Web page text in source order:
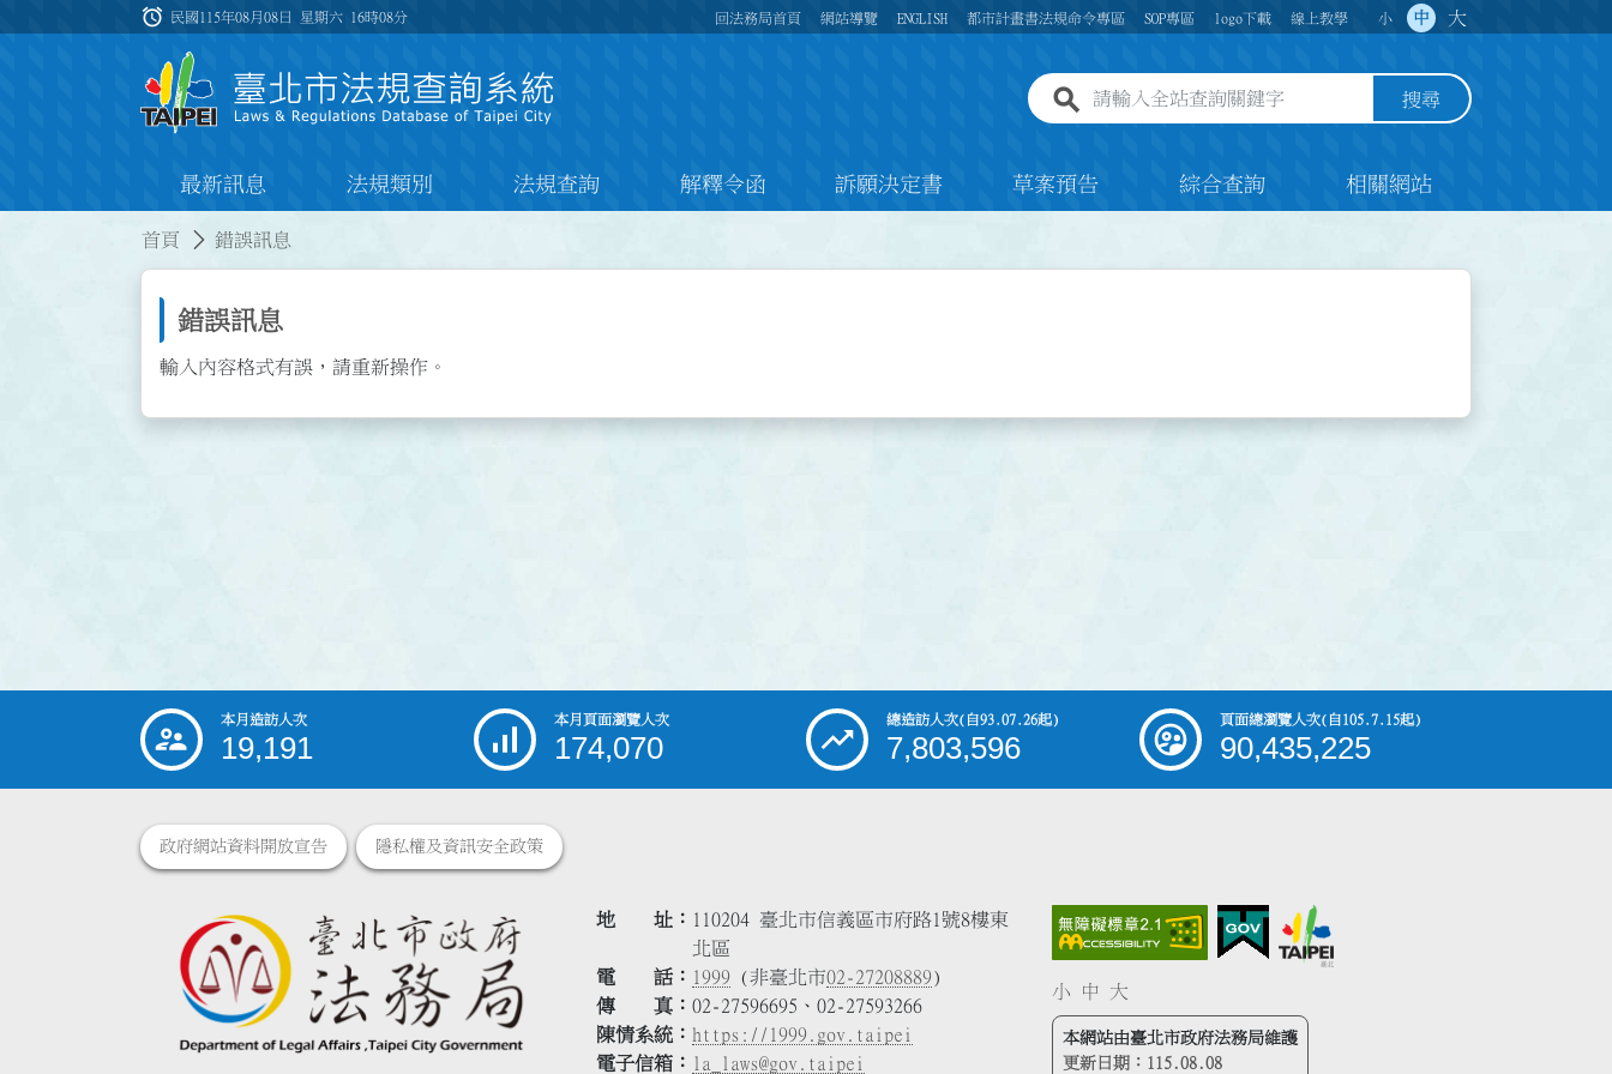
:::
alarm 民國115年08月08日 星期六 16時08分 回法務局首頁 網站導覽 ENGLISH 都市計畫書法規命令專區 SOP專區 logo下載 線上教學 小 中 大
全站查詢關鍵字欄位 搜尋
最新訊息 法規類別 法規查詢 解釋令函 訴願決定書 草案預告 綜合查詢 相關網站
首頁 錯誤訊息
錯誤訊息
輸入內容格式有誤，請重新操作。
::: 本月造訪人次
19,191
本月頁面瀏覽人次
174,070
總造訪人次(自93.07.26起)
7,803,596
頁面總瀏覽人次(自105.7.15起)
90,435,225
政府網站資料開放宣告 隱私權及資訊安全政策
地 址
110204 臺北市信義區市府路1號8樓東
北區
電 話
1999 (非臺北市02-27208889)
傳 真
02-27596695、02-27593266
陳情系統
https://1999.gov.taipei
電子信箱
la_laws@gov.taipei
小 中 大
本網站由臺北市政府法務局維護
更新日期： 115.08.08